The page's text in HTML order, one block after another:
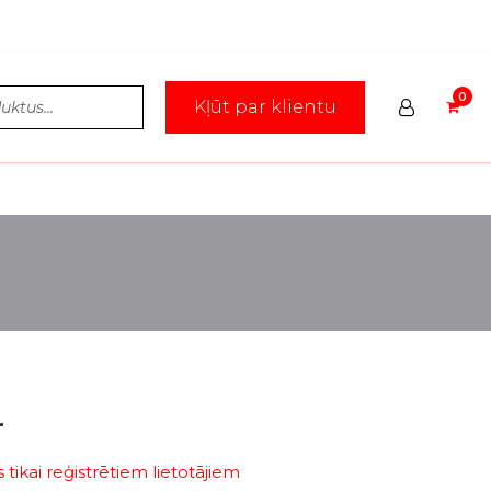
Kļūt par klientu
tikai reģistrētiem lietotājiem